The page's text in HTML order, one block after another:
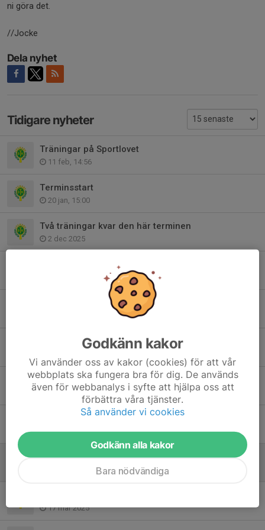
ni göra det.
//Jocke
Dela nyhet
Tidigare nyheter
Träningar på Sportlovet
11 feb, 14:56
Terminsstart
20 jan, 15:00
Två träningar kvar den här terminen
2 dec 2025
Flymanpokalen i helgen
Bakdörren öppen
Ingen träning kommande två helger
Ingen tränare på plats nu på söndag
3 okt 2025
Välkomna på söndag
5 sep 2025
17 mar 2025
Godkänn kakor
Vi använder oss av kakor (cookies) för att vår
webbplats ska fungera bra för dig. De används
även för webbanalys i syfte att hjälpa oss att
förbättra våra tjänster.
Så använder vi cookies
Godkänn alla kakor
Bara nödvändiga